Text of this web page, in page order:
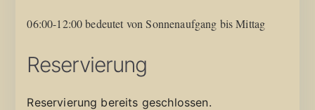
06:00-12:00 bedeutet von Sonnenaufgang bis Mittag
Reservierung
Reservierung bereits geschlossen.